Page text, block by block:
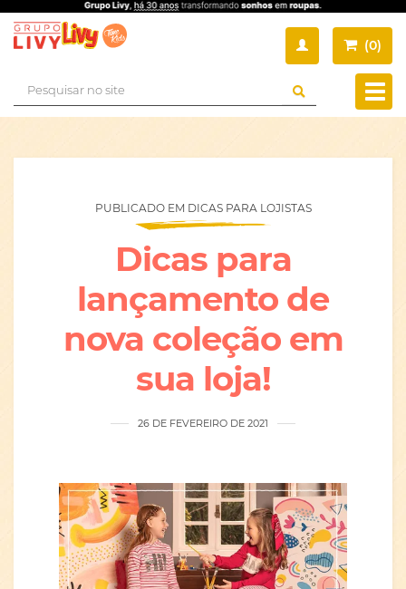
(0)
Busca
PUBLICADO EM DICAS PARA LOJISTAS
Dicas para
lançamento de
nova coleção em
sua loja!
26 DE FEVEREIRO DE 2021